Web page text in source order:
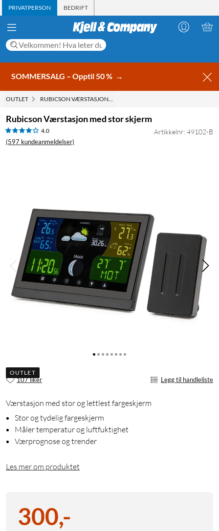
PRIVATPERSON BEDRIFT
SOMMERSALG – Opptil 50 % →
OUTLET RUBICSON VÆRSTASJON MED STOR SKJERM
Rubicson Værstasjon med stor skjerm
4.0
(597 kundeanmeldelser)
Artikkelnr: 49102-B
OUTLET
107 liker Legg til handleliste
Værstasjon med stor og lettlest fargeskjerm
Stor og tydelig fargeskjerm
Måler temperatur og luftfuktighet
Værprognose og trender
Les mer om produktet
300,-